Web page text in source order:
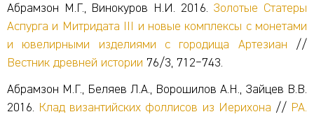
Абрамзон М.Г., Винокуров Н.И. 2016. Золотые Статеры
Аспурга и Митридата III и новые комплексы с монетами
и ювелирными изделиями с городища Артезиан //
Вестник древней истории 76/3, 712‒743.
Абрамзон М.Г., Беляев Л.А., Ворошилов А.Н., Зайцев В.В.
2016. Клад византийских фоллисов из Иерихона // РА.